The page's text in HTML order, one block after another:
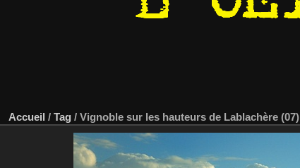
Accueil / Tag / Vignoble sur les hauteurs de Lablachère (07)